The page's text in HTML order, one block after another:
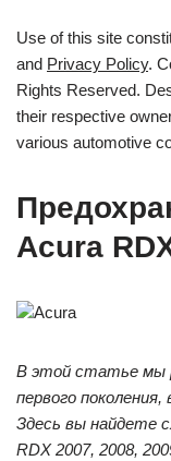
Use of this site
and Privacy Policy.
Rights Reserved.
their respective
various automotive
Acura
Acura
В этой статье мы
первого
Здесь вы найдете
RDX 2007, 2008,